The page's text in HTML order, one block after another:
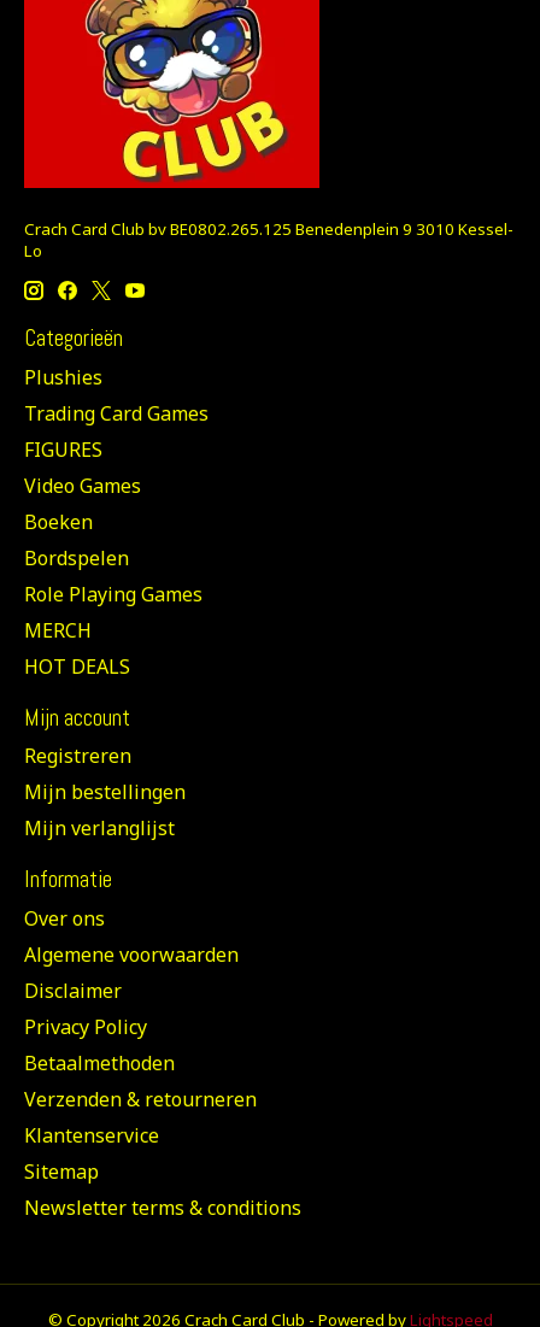
Crach Card Club bv BE0802.265.125 Benedenplein 9 3010 Kessel-
Lo
Categorieën
Plushies
Trading Card Games
FIGURES
Video Games
Boeken
Bordspelen
Role Playing Games
MERCH
HOT DEALS
Mijn account
Registreren
Mijn bestellingen
Mijn verlanglijst
Informatie
Over ons
Algemene voorwaarden
Disclaimer
Privacy Policy
Betaalmethoden
Verzenden & retourneren
Klantenservice
Sitemap
Newsletter terms & conditions
© Copyright 2026 Crach Card Club - Powered byLightspeed